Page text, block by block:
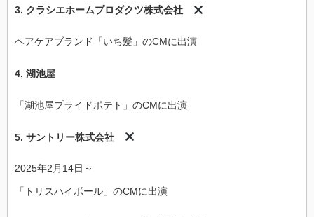
3. クラシエホームプロダクツ株式会社
ヘアケアブランド「いち髪」のCMに出演
4. 湖池屋
「湖池屋プライドポテト」のCMに出演
5. サントリー株式会社
2025年2月14日～
「トリスハイボール」のCMに出演